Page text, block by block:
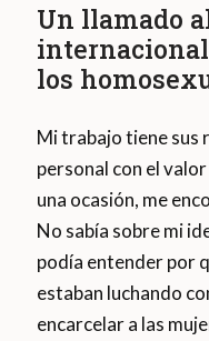
Un llamado
internacional
los
Mi trabajo tiene sus
personal con el
una ocasión, me
No sabía sobre mi
podía entender por
estaban luchando
encarcelar a las